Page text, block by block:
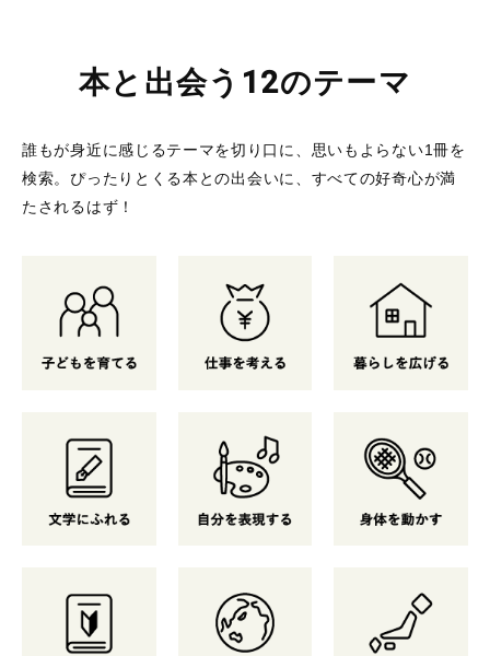
本と出会う12のテーマ
誰もが身近に感じるテーマを切り口に、思いもよらない1冊を
検索。 ぴったりとくる本との出会いに、すべての好奇心が満
たされるはず！